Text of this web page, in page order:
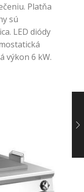
Platňa
sú
LED diódy
výkon 6 kW.